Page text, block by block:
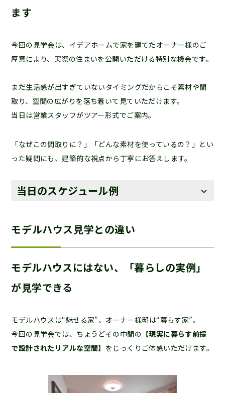
ます
今回の見学会は、イデアホームで家を建てたオーナー様のご
厚意により、実際の住まいを公開いただける特別な機会です。
まだ生活感が出すぎていないタイミングだからこそ素材や間
取り、空間の広がりを落ち着いて見ていただけます。
当日は営業スタッフがツアー形式でご案内。
「なぜこの間取りに？」「どんな素材を使っているの？」とい
った疑問にも、建築的な視点から丁寧にお答えします。
当日のスケジュール例
モデルハウス見学との違い
モデルハウスにはない、「暮らしの実例」
が見学できる
モデルハウスは“魅せる家”、オーナー様邸は“暮らす家”。
今回の見学会では、ちょうどその中間の 【現実に暮らす前提
で設計されたリアルな空間】 をじっくりご体感いただけます。